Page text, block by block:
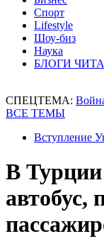
Спорт
Lifestyle
Шоу-биз
Наука
БЛОГИ
СПЕЦТЕМА:
ВСЕ ТЕМЫ
Вступление
В Турции
автобус,